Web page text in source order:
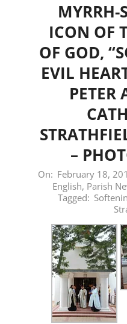
MYRRH-
ICON OF
OF GOD,
EVIL
PETER
–
2011-
On: February 18,
English, Parish
Tagged: